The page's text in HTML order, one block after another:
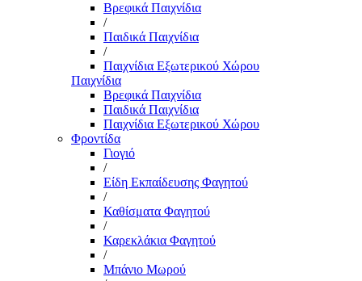
Βρεφικά Παιχνίδια
/
Παιδικά Παιχνίδια
/
Παιχνίδια Εξωτερικού Χώρου
Παιχνίδια
Βρεφικά Παιχνίδια
Παιδικά Παιχνίδια
Παιχνίδια Εξωτερικού Χώρου
Φροντίδα
Γιογιό
/
Είδη Εκπαίδευσης Φαγητού
/
Καθίσματα Φαγητού
/
Καρεκλάκια Φαγητού
/
Μπάνιο Μωρού